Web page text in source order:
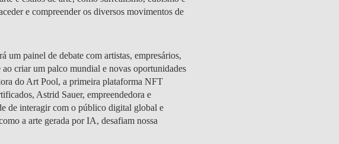
e compreender os diversos movimentos de
um painel de debate com artistas, empresários,
criar um palco mundial e novas oportunidades
do Art Pool, a primeira plataforma NFT
Astrid Sauer, empreendedora e
de interagir com o público digital global e
a arte gerada por IA, desafiam nossa